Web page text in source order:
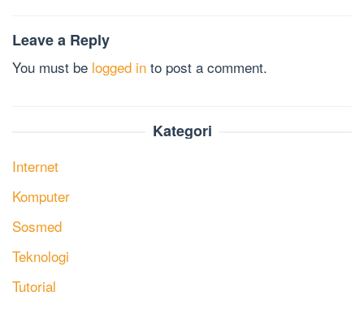
Leave a Reply
You must be logged in to post a comment.
Kategori
Internet
Komputer
Sosmed
Teknologi
Tutorial